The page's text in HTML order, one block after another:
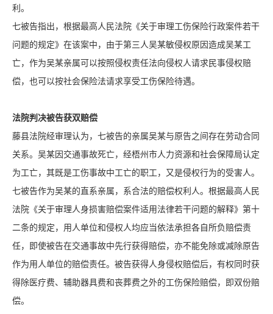
利。
七被告指出，根据最高人民法院《关于审理工伤保险行政案件若干
问题的规定》在该案中，由于第三人吴某敏侵权原因造成吴某工
亡，作为吴某亲属可以按照侵权责任法向侵权人请求民事侵权赔
偿，也可以按社会保险法请求享受工伤保险待遇。
法院判决被告获双赔偿
藤县法院经审理认为，七被告的亲属吴某与原告之间存在劳动合同
关系。吴某因交通事故死亡，经梧州市人力资源和社会保障局认定
为工亡，其既是工伤事故中工亡的职工，又是侵权行为的受害人。
七被告作为吴某的直系亲属，系合法的赔偿权利人。根据最高人民
法院《关于审理人身损害赔偿案件适用法律若干问题的解释》第十
二条的规定，用人单位和侵权人均应当依法承担各自所负赔偿责
任，即使被告在交通事故中先行获得赔偿，亦不能免除或减除原告
作为用人单位的赔偿责任。被告获得人身侵权赔偿后，有权同时获
得除医疗费、辅助器具费和丧葬费之外的工伤保险赔偿，即双份赔
偿。